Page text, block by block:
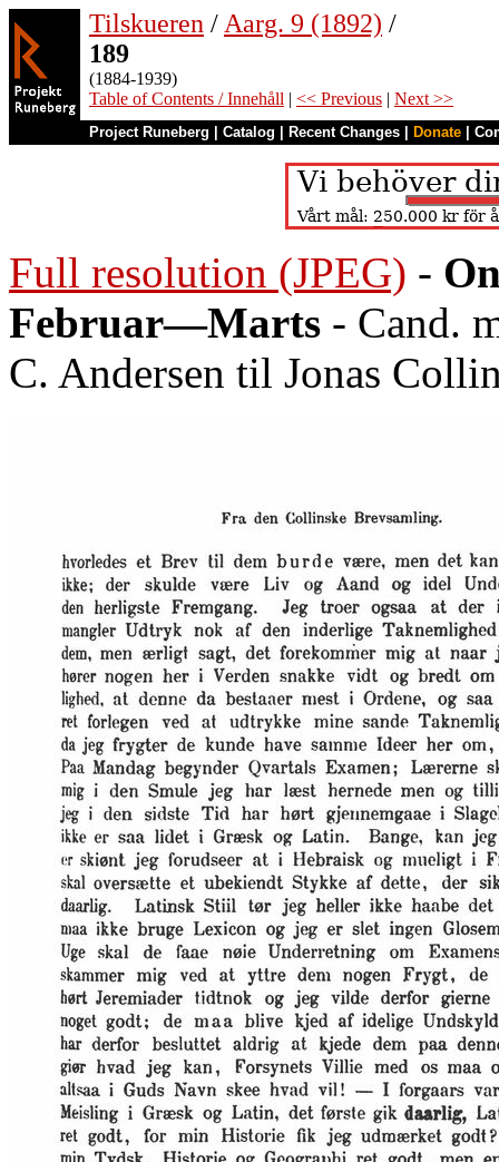
Tilskueren / Aarg. 9 (1892) /
189
(1884-1939)
Table of Contents / Innehåll | << Previous | Next >>
Project Runeberg Catalog Recent Changes Donate
Full resolution (JPEG) -
Februar—Marts - Cand.
C. Andersen til Jonas